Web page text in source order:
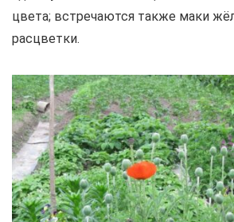
цвета; встречаются также маки
расцветки.